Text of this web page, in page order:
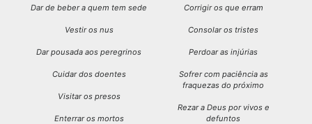
Dar de beber a quem tem sede
Vestir os nus
Dar pousada aos peregrinos
Cuidar dos doentes
Visitar os presos
Enterrar os mortos
Corrigir os que erram
Consolar os tristes
Perdoar as injúrias
Sofrer com paciência as
fraquezas do próximo
Rezar a Deus por vivos e
defuntos